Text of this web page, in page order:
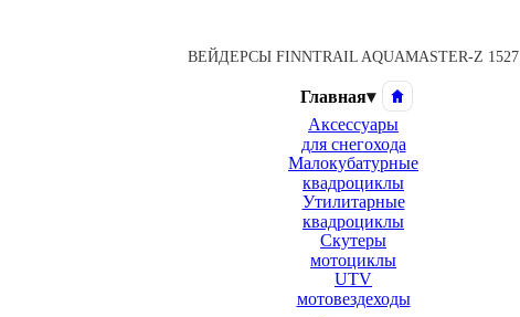
ВЕЙДЕРСЫ FINNTRAIL AQUAMASTER-Z 1527
Главная▾
Аксессуары
для снегохода
Малокубатурные
квадроциклы
Утилитарные
квадроциклы
Скутеры
мотоциклы
UTV
мотовездеходы